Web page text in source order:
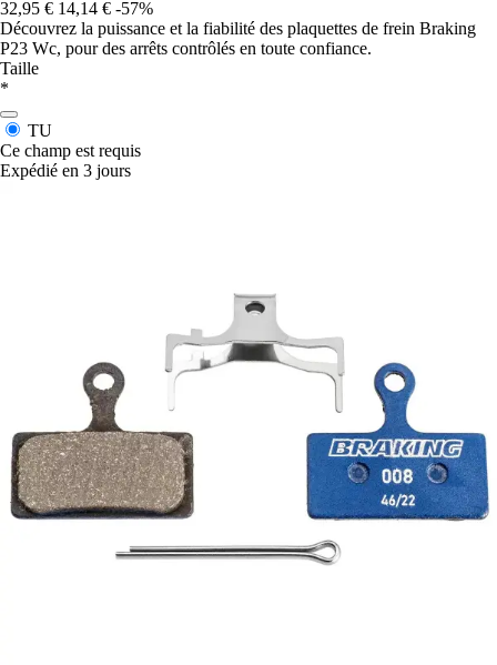
32,95 € 14,14 € -57%
Découvrez la puissance et la fiabilité des plaquettes de frein Braking
P23 Wc, pour des arrêts contrôlés en toute confiance.
Taille
*
TU
Ce champ est requis
Expédié en 3 jours